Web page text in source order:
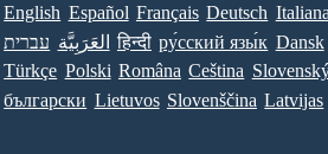
English Español Français Deutsch Italiana
עברית العَرَبِيَّة हिन्दी ру́сский язы́к Dansk
Türkçe Polski Româna Ceština
български Lietuvos Slovenščina Latvijas